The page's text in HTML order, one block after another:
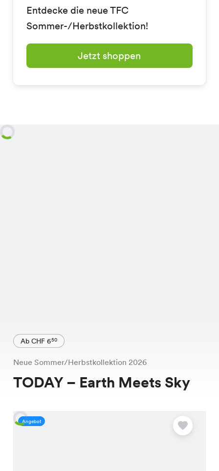
Entdecke die neue TFC
Sommer-/Herbstkollektion!
Jetzt shoppen
Ab CHF 650
Neue Sommer/Herbstkollektion 2026
TODAY – Earth Meets Sky
Angebot